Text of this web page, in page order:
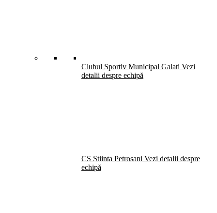
Clubul Sportiv Municipal Galati Vezi
detalii despre echipă
CS Stiinta Petrosani Vezi detalii despre
echipă